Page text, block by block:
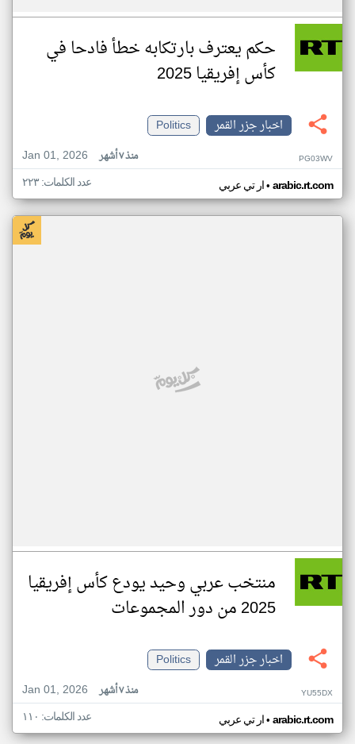
حكم يعترف بارتكابه خطأ فادحا في
كأس إفريقيا 2025
اخبار جزر القمر
Politics
Jan 01, 2026
منذ ٧ أشهر PG03WV
ار تي عربي• arabic.rt.com عدد الكلمات: ٢٢٣
منتخب عربي وحيد يودع كأس إفريقيا
2025 من دور المجموعات
اخبار جزر القمر
Politics
Jan 01, 2026
منذ ٧ أشهر YU55DX
ار تي عربي• arabic.rt.com عدد الكلمات: ١١٠